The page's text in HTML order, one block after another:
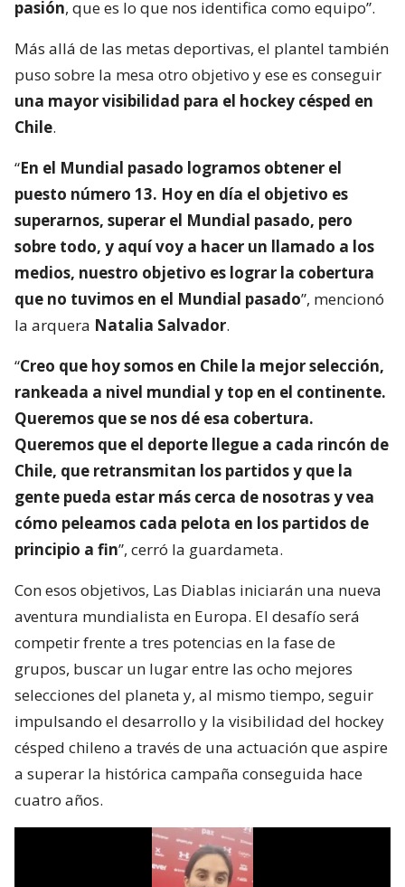
pasión, que es lo que nos identifica como equipo”.
Más allá de las metas deportivas, el plantel también
puso sobre la mesa otro objetivo y ese es conseguir
una mayor visibilidad para el hockey césped en
Chile.
“En el Mundial pasado logramos obtener el
puesto número 13. Hoy en día el objetivo es
superarnos, superar el Mundial pasado, pero
sobre todo, y aquí voy a hacer un llamado a los
medios, nuestro objetivo es lograr la cobertura
que no tuvimos en el Mundial pasado”, mencionó
la arquera Natalia Salvador.
“Creo que hoy somos en Chile la mejor selección,
rankeada a nivel mundial y top en el continente.
Queremos que se nos dé esa cobertura.
Queremos que el deporte llegue a cada rincón de
Chile, que retransmitan los partidos y que la
gente pueda estar más cerca de nosotras y vea
cómo peleamos cada pelota en los partidos de
principio a fin”, cerró la guardameta.
Con esos objetivos, Las Diablas iniciarán una nueva
aventura mundialista en Europa. El desafío será
competir frente a tres potencias en la fase de
grupos, buscar un lugar entre las ocho mejores
selecciones del planeta y, al mismo tiempo, seguir
impulsando el desarrollo y la visibilidad del hockey
césped chileno a través de una actuación que aspire
a superar la histórica campaña conseguida hace
cuatro años.